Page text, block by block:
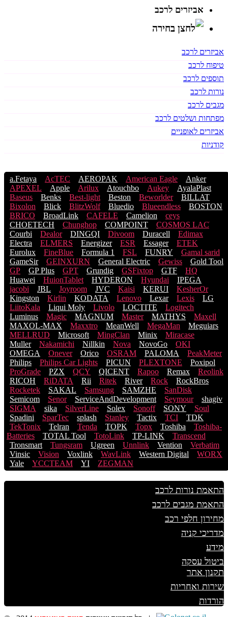
אביזרים לרכב
אביזרים לרכב
טיפוח לרכב
תוספים לרכב
נורות לרכב
מגבים לרכב
מפתחות ושלטים לרכב
אביזרים לאופניים
קודניות
a.Fetaya AcTEC AEROPAK American Eagle
Anker
APEXEL
Apple Arilux Atouchbo Aukey
AyalaPlast
Baseus
Benks Best-light Beston Beworlder
BILLAT
Bixolon
Blick BlitzWolf Bluedio Blueendless
BOSTON
BRICO
BroadLink CAFELE Camelion
ceys
CHOETECH
Chunghop COMPOINT
COSMOS LACֹ
Courbi
Dealor DINGQI Divoom Duracell
Edimax
Electra
ELMERS Energizer ESR Essager
ETEK
Eurolux
FineBlue Formula 1 FSL FUNRY
Gamal sarid
GameSir
GEINXURN General Electric Gewiss
Gold Tool
GP
GP Plus GPT Grundig GSFixtop GTF
HQ
Huawei
HuionTablet HYDERON Hyundai
IPEGA
jacobi
JBL Joyroom JVC Kaisi KERUI
KesherOr
Kingston
Kirlin KODATA Lenovo Lexar Lexis
LG
LiitoKala
Liqui Moly Livolo LOCTITE
Logitech
Luminus
Magic MAGNUM Master MATHYS
Maxell
MAXOL-MAX
Maxxtro MeanWell MegaMan
Meguiars
MELLRUD
Microsoft MingClan Minix
Miracase
Muller
Nakamichi Nillkin Nova NovoGo
OKI
OMEGA
Onever Orico OSRAM PALOMA
PeakMeter
Philips
Philips Car Lights PICUN PLEXTONE
Poxipol
ProGrade
PZX QCY QICENT Rapoo Remax
Reolink
RICOH
RiDATA Rii Ritek River Rock
RockBros
Rocketek
SAKAL Samsung SAMZHE
SanDisk
Semicom
Senor ServiceAndDevelopment Seymour
shagiv
SIGMA
sika SilverLine Solex Sonoff SONY
Soul
Spadini
SparTec splash Stanley Tactix TCI
TDK
TekTonix
Telran Tenda TOPK Topx Toshiba
Toshiba-
Batteries
TOTAL Tool TotoLink TP-LINK
Transcend
Tronsmart
Tungsram Ugreen Unnlink Vention
Verbatim
Vinsic
Vision Voxlink WavLink Western Digital
WORX
Yale
YCCTEAM YI ZEGMAN
התאמת נורות לרכב
התאמת מגבים לרכב
מחירון חלפי רכב
מדריכי קניה
מידע
ביטול עסקה
תקנון אתר
שירות ואחריות
הורדות